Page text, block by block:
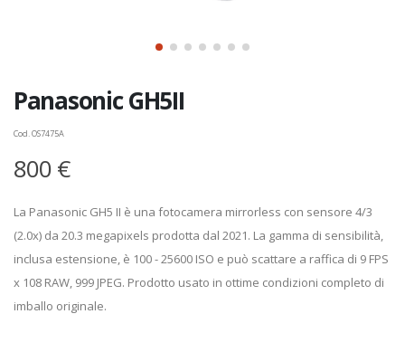
Panasonic GH5II
Cod. OS7475A
800 €
La Panasonic GH5 II è una fotocamera mirrorless con sensore 4/3
(2.0x) da 20.3 megapixels prodotta dal 2021. La gamma di sensibilità,
inclusa estensione, è 100 - 25600 ISO e può scattare a raffica di 9 FPS
x 108 RAW, 999 JPEG. Prodotto usato in ottime condizioni completo di
imballo originale.